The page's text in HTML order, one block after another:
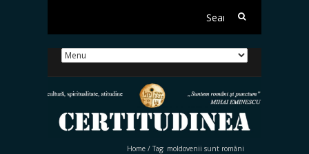
Search
Home / Tag: moldovenii sunt români